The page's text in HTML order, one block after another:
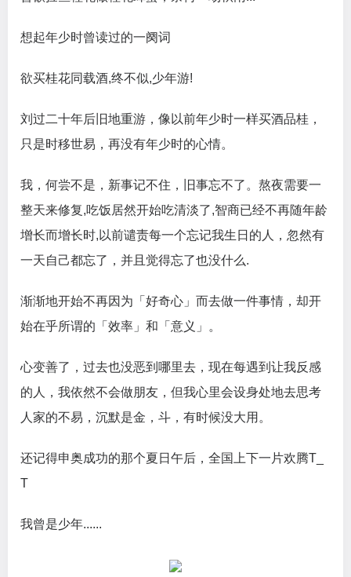
想起年少时曾读过的一阕词
欲买桂花同载酒,终不似,少年游!
刘过二十年后旧地重游，像以前年少时一样买酒品桂，
只是时移世易，再没有年少时的心情。
我，何尝不是，新事记不住，旧事忘不了。熬夜需要一
整天来修复,吃饭居然开始吃清淡了,智商已经不再随年龄
增长而增长时,以前谴责每一个忘记我生日的人，忽然有
一天自己都忘了，并且觉得忘了也没什么.
渐渐地开始不再因为「好奇心」而去做一件事情，却开
始在乎所谓的「效率」和「意义」。
心变善了，过去也没恶到哪里去，现在每遇到让我反感
的人，我依然不会做朋友，但我心里会设身处地去思考
人家的不易，沉默是金，斗，有时候没大用。
还记得申奥成功的那个夏日午后，全国上下一片欢腾T_
T
我曾是少年......